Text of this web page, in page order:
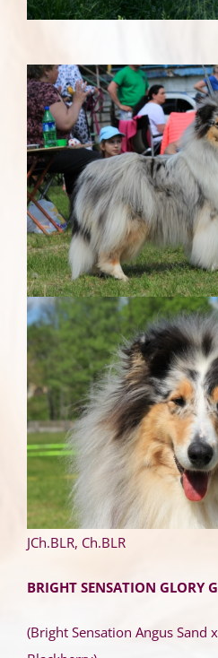
JCh.BLR, Ch.BLR
BRIGHT SENSATION GLORY
(Bright Sensation Angus Sand